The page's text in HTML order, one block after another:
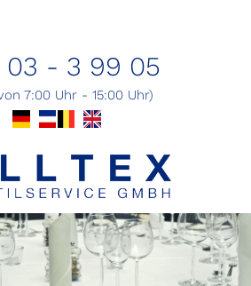
03 - 3 99 05
7:00 Uhr - 15:00 Uhr)